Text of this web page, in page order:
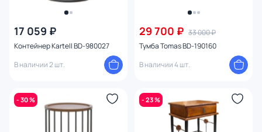
17 059 ₽
Контейнер Kartell BD-980027
В наличии 2 шт.
29 700 ₽ 33 000 ₽
Тумба Tomas BD-190160
В наличии 4 шт.
- 30 % - 23 %